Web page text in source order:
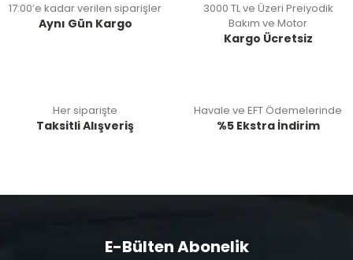
17:00’e kadar verilen siparişler
Aynı Gün Kargo
3000 TL ve Üzeri Preiyodik
Bakım ve Motor
Kargo Ücretsiz
Her siparişte
Taksitli Alışveriş
Havale ve EFT Ödemelerinde
%5 Ekstra İndirim
E-Bülten Abonelik